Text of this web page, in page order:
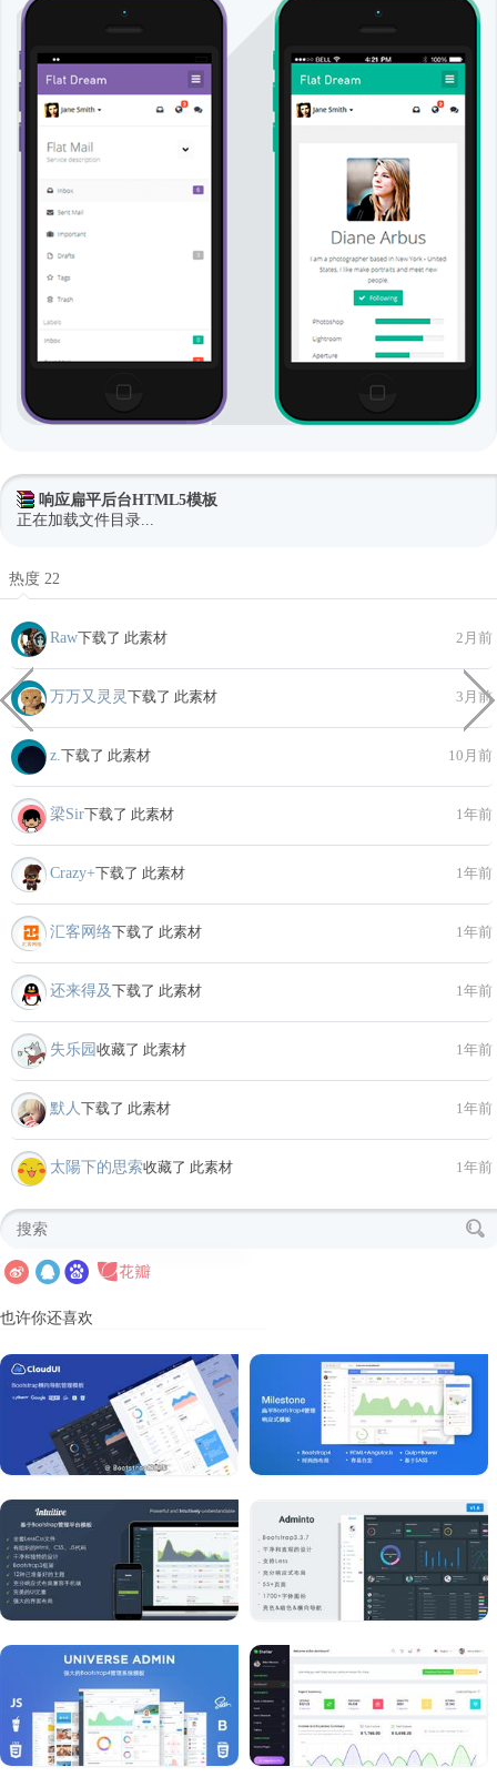
响应扁平后台HTML5模板
正在加载文件目录...
热度 22
Raw下载了 此素材 2月前
万万又灵灵 下载了 此素材 3月前
z. 下载了 此素材 10月前
梁Sir下载了 此素材 1年前
Crazy+下载了 此素材 1年前
汇客网络下载了 此素材 1年前
还来得及下载了 此素材 1年前
失乐园 收藏了 此素材 1年前
默人 下载了 此素材 1年前
太陽下的思索收藏了 此素材 1年前
也许你还喜欢